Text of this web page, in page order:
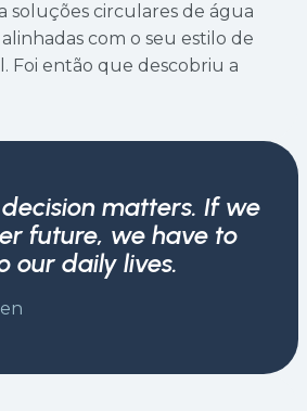
soluções circulares de água
com o seu estilo de
Foi então que descobriu a
matters. If we
future, we have to
our daily lives.